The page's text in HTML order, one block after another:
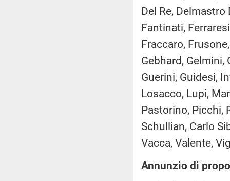
Del Re,
Fantinati,
Fraccaro,
Gebhard, Gelmini,
Guerini, Guidesi,
Losacco, Lupi,
Pastorino, Picchi,
Schullian, Carlo
Vacca, Valente,
Annunzio di